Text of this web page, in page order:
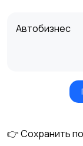
Автобизнес
Бытовые
👉 Сохранить